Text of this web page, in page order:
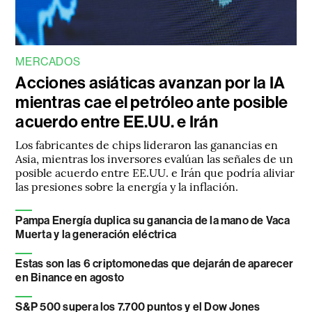
MERCADOS
Acciones asiáticas avanzan por la IA
mientras cae el petróleo ante posible
acuerdo entre EE.UU. e Irán
Los fabricantes de chips lideraron las ganancias en
Asia, mientras los inversores evalúan las señales de un
posible acuerdo entre EE.UU. e Irán que podría aliviar
las presiones sobre la energía y la inflación.
Pampa Energía duplica su ganancia de la mano de Vaca
Muerta y la generación eléctrica
Estas son las 6 criptomonedas que dejarán de aparecer
en Binance en agosto
S&P 500 supera los 7.700 puntos y el Dow Jones